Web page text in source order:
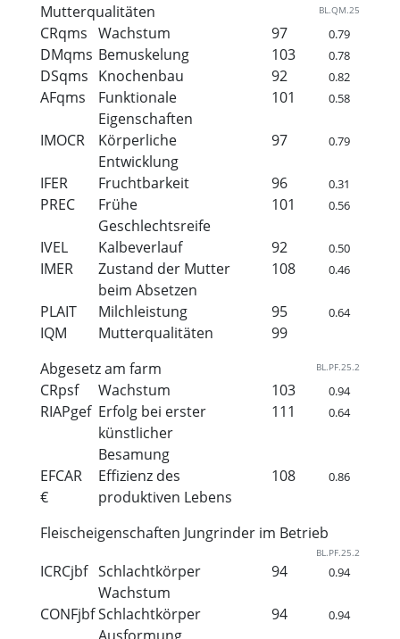
Mutterqualitäten BL.QM.25
CRqms Wachstum 97 0.79
DMqms Bemuskelung 103 0.78
DSqms Knochenbau 92 0.82
AFqms
Funktionale
Eigenschaften
101 0.58
IMOCR
Körperliche
Entwicklung
97 0.79
IFER Fruchtbarkeit 96 0.31
PREC
Frühe
Geschlechtsreife
101 0.56
IVEL Kalbeverlauf 92 0.50
IMER
Zustand der Mutter
beim Absetzen
108 0.46
PLAIT Milchleistung 95 0.64
IQM Mutterqualitäten
99
Abgesetz am farm
BL.PF.25.2
CRpsf Wachstum 103 0.94
RIAPgef Erfolg bei erster
künstlicher
Besamung
111 0.64
EFCAR
€
Effizienz des
produktiven Lebens
108 0.86
Fleischeigenschaften Jungrinder im Betrieb
BL.PF.25.2
ICRCjbf Schlachtkörper
Wachstum
94 0.94
CONFjbfSchlachtkörper
94 0.94